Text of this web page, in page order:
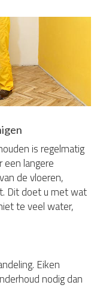
is regelmatig
een langere
de vloeren,
Dit doet u met wat
te veel water,
Eiken
nodig dan